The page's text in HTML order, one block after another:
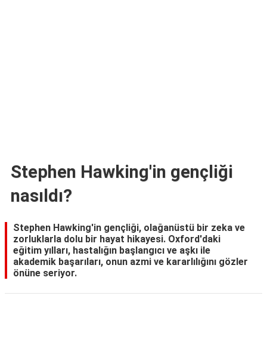
Stephen Hawking'in gençliği
nasıldı?
Stephen Hawking'in gençliği, olağanüstü bir zeka ve
zorluklarla dolu bir hayat hikayesi. Oxford'daki
eğitim yılları, hastalığın başlangıcı ve aşkı ile
akademik başarıları, onun azmi ve kararlılığını gözler
önüne seriyor.